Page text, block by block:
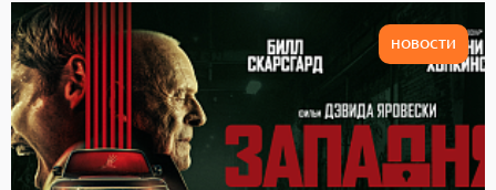
НОВОСТИ